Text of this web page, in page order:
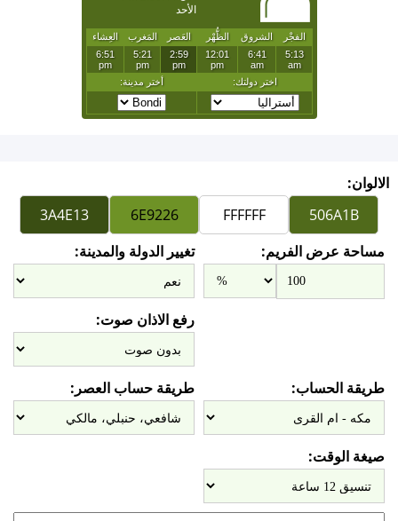
الالوان:
مساحة عرض الفريم: تغيير الدولة والمدينة:
رفع الاذان صوت:
طريقة الحساب: طريقة حساب العصر:
صيغة الوقت: